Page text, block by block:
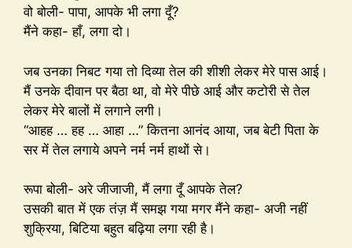
वो बोली- पापा, आपके भी लगा दूँ?
मैंने कहा- हाँ, लगा दो।
जब उनका निबट गया तो दिव्या तेल की शीशी लेकर मेरे पास आई।
मैं उनके दीवान पर बैठा था, वो मेरे पीछे आई और कटोरी से तेल
लेकर मेरे बालों में लगाने लगी।
“आहह … हह … आहा …” कितना आनंद आया, जब बेटी पिता के
सर में तेल लगाये अपने नर्म नर्म हाथों से।
रूपा बोली- अरे जीजाजी, मैं लगा दूँ आपके तेल?
उसकी बात में एक तंज़ मैं समझ गया मगर मैंने कहा- अजी नहीं
शुक्रिया, बिटिया बहुत बढ़िया लगा रही है।